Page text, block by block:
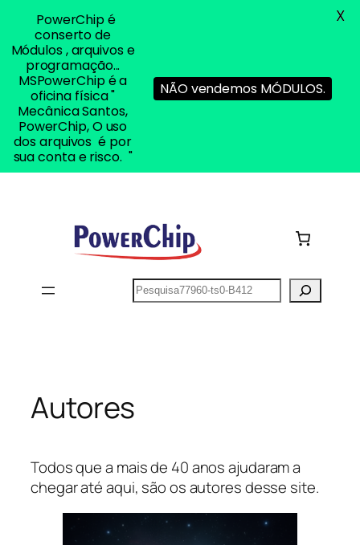
Pesquisar
Autores
Todos que a mais de 40 anos ajudaram a
chegar até aqui, são os autores desse site.
PowerChip é
conserto de
Módulos , arquivos e
programação...
MSPowerChip é a
oficina física "
Mecânica Santos,
PowerChip, O uso
dos arquivos é por
sua conta e risco. "
NÃO vendemos MÓDULOS.
X